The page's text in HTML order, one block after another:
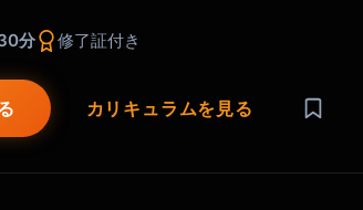
分 修了証付き
カリキュラムを見る